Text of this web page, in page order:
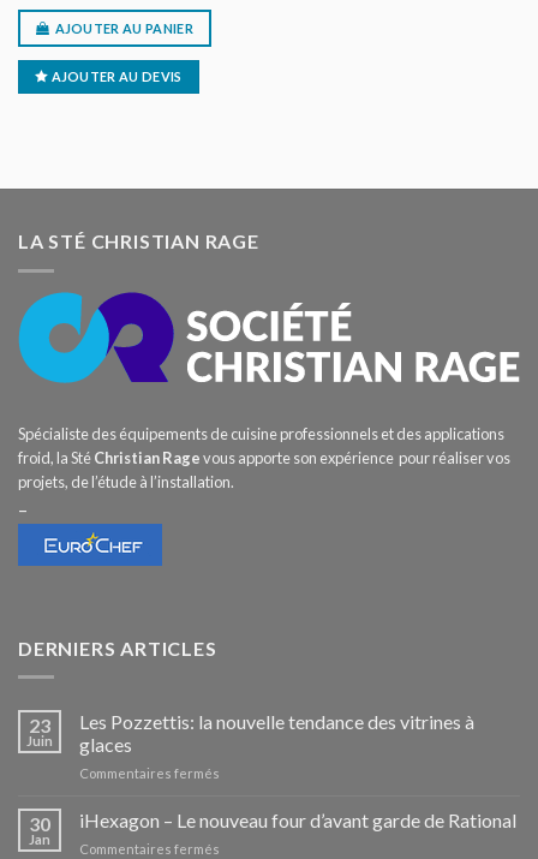
AJOUTER AU PANIER
AJOUTER AU DEVIS
LA STÉ CHRISTIAN RAGE
Spécialiste des équipements de cuisine professionnels et des applications
froid, la StéChristian Ragevous apporte son expérience pour réaliser vos
projets, de l’étude à l’installation.
–
DERNIERS ARTICLES
23
Juin
Les Pozzettis: la nouvelle tendance des vitrines à
glaces
Commentaires fermés
Pozzettis:
la
30
Jan
iHexagon – Le nouveau four d’avant garde de Rational
Commentaires fermés